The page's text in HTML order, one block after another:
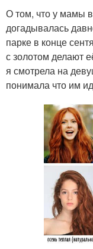
О том, что у мамы
догадывалась
парке в конце
с золотом делают
я смотрела на
понимала что им